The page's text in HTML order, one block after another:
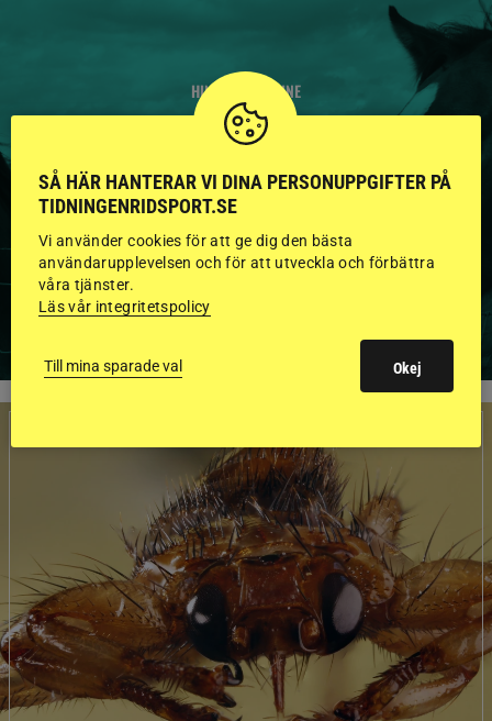
HINGSTAR ONLINE
GODKÄNDA HINGSTAR I
FLERA KATEGORIER MED
BILDER OCH FAKTA
VISA ALLA HINGSTAR
SÅ HÄR HANTERAR VI DINA PERSONUPPGIFTER PÅ
TIDNINGENRIDSPORT.SE
Vi använder cookies för att ge dig den bästa
användarupplevelsen och för att utveckla och förbättra
våra tjänster.
Läs vår integritetspolicy
Till mina sparade val Okej